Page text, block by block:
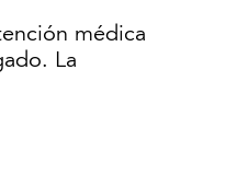
médica
La